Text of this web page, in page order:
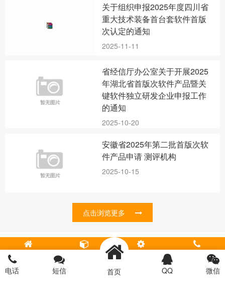
关于组织申报2025年度四川省
重大技术装备首台套软件首版
次认定的通知
2025-11-11
省经信厅办公室关于开展2025
年湖北省首版次软件产品暨关
键软件独立研发企业申报工作
的通知
2025-10-20
安徽省2025年第二批首版次软
件产品申请 测评机构
2025-10-15
点击浏览更多
Copyright © 2017 - 2026 All Rights Reserved.
广东腾创技术服务有限公司.版权所有
电话 短信 首页 QQ 微信